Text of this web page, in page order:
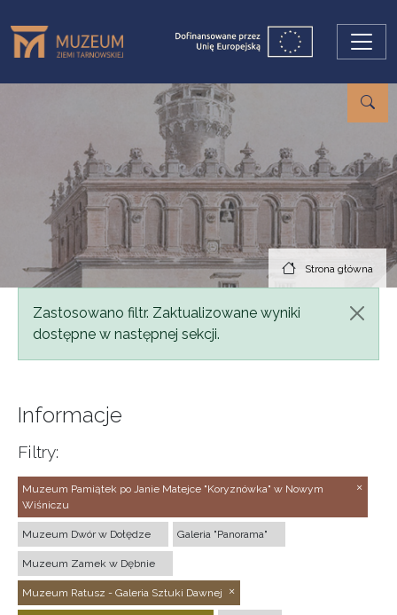
Strona główna
Komunikat
Zastosowano filtr. Zaktualizowane wyniki
dostępne w następnej sekcji.
Informacje
Filtry:
Muzeum Pamiątek po Janie Matejce "Koryznówka" w Nowym
Wiśniczu
Muzeum Dwór w Dołędze Galeria "Panorama"
Muzeum Zamek w Dębnie
Muzeum Ratusz - Galeria Sztuki Dawnej